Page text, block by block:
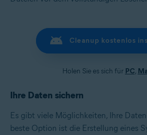
Cleanup kostenlos
Holen Sie es sich für PC,
Ihre Daten sichern
Es gibt viele Möglichkeiten, Ihre
beste Option ist die Erstellung eines